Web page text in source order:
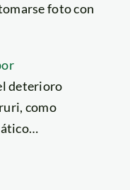
foto con
deterioro
como